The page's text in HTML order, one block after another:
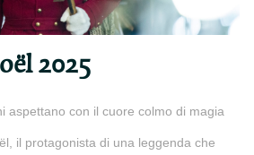
2025
aspettano con il cuore colmo di magia
il protagonista di una leggenda che